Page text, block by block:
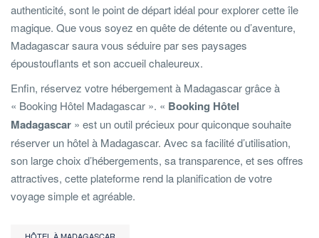
authenticité, sont le point de départ idéal pour explorer cette île
magique. Que vous soyez en quête de détente ou d’aventure,
Madagascar saura vous séduire par ses paysages
époustouflants et son accueil chaleureux.
Enfin, réservez votre hébergement à Madagascar grâce à
« Booking Hôtel Madagascar ». « Booking Hôtel
Madagascar » est un outil précieux pour quiconque souhaite
réserver un hôtel à Madagascar. Avec sa facilité d’utilisation,
son large choix d’hébergements, sa transparence, et ses offres
attractives, cette plateforme rend la planification de votre
voyage simple et agréable.
HÔTEL À MADAGASCAR